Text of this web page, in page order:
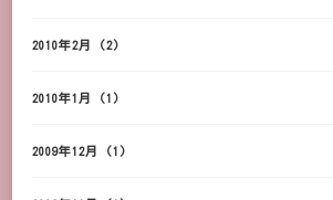
2010年2月 (2)
2010年1月 (1)
2009年12月 (1)